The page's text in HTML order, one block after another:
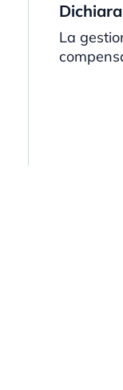
La